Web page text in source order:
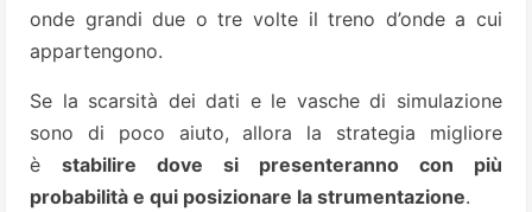
onde grandi due o tre volte il treno d’onde a cui
appartengono.
Se la scarsità dei dati e le vasche di simulazione
sono di poco aiuto, allora la strategia migliore
è stabilire dove si presenteranno con più
probabilità e qui posizionare la strumentazione.